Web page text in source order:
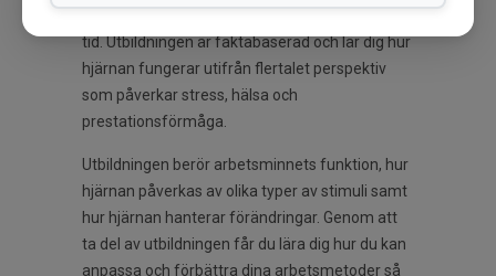
tid. Utbildningen är faktabaserad och lär dig hur
hjärnan fungerar utifrån flertalet perspektiv
som påverkar stress, hälsa och
prestationsförmåga.
Utbildningen berör arbetsminnets funktion, hur
hjärnan påverkas av olika typer av stimuli samt
hur hjärnan hanterar förändringar. Genom att
ta del av utbildningen får du lära dig hur du kan
anpassa och förbättra dina arbetsmetoder så